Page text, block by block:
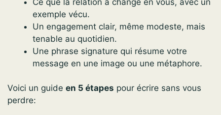
exemple vécu.
Un engagement clair, même modeste, mais
tenable au quotidien.
Une phrase signature qui résume votre
message en une image ou une métaphore.
Voici un guide en 5 étapes pour écrire sans vous
perdre: